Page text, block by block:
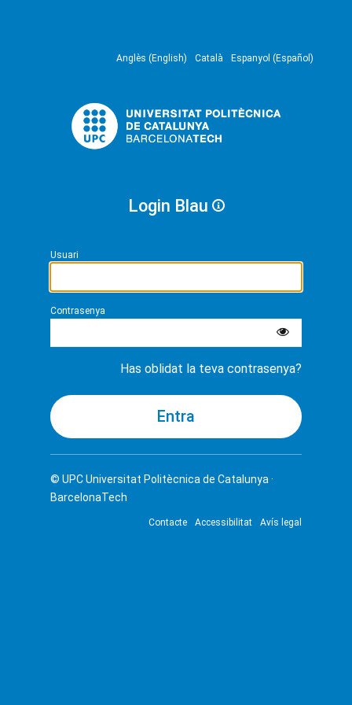
Anglès (English) Català Espanyol (Español)
Login Blau
Usuari
Contrasenya
Has oblidat la teva contrasenya?
© UPCUniversitat Politècnica de Catalunya ·
BarcelonaTech
Contacte Accessibilitat Avís legal